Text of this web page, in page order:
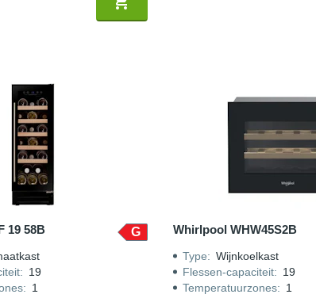
19 58B G
: 19
: 1
Whirlpool WHW45S2B
Type: Wijnkoelkast
Flessen-capaciteit: 19
Temperatuurzones: 1